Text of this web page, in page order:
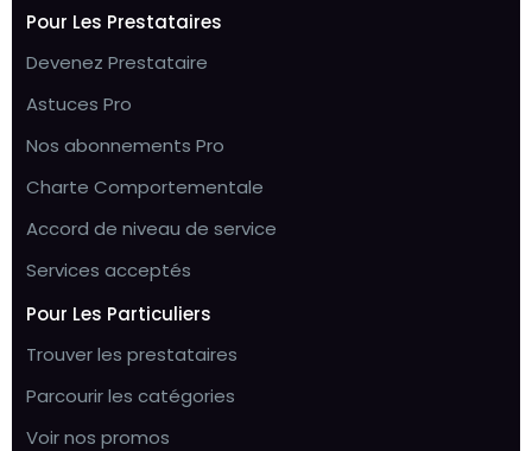
Pour Les Prestataires
Devenez Prestataire
Astuces Pro
Nos abonnements Pro
Charte Comportementale
Accord de niveau de service
Services acceptés
Pour Les Particuliers
Trouver les prestataires
Parcourir les catégories
Voir nos promos